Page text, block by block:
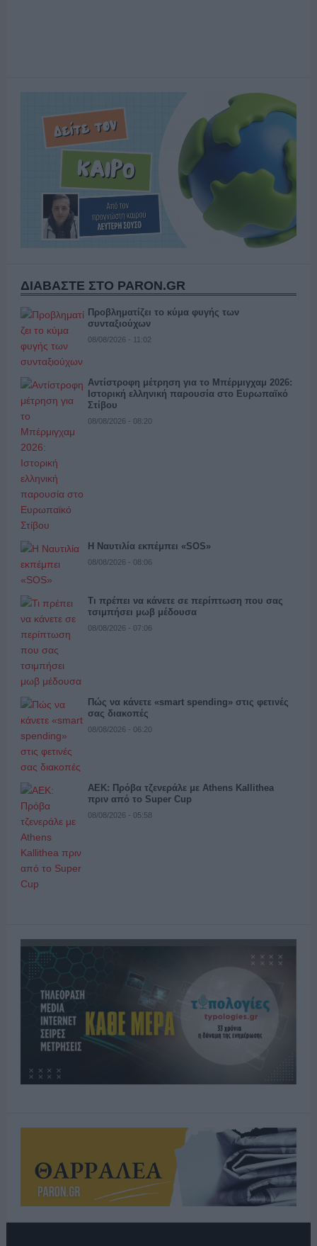
ΔΙΑΒΑΣΤΕ ΣΤΟ PARON.GR
Προβληματίζει το κύμα φυγής των
συνταξιούχων
08/08/2026 - 11:02
Αντίστροφη μέτρηση για το Μπέρμιγχαμ 2026:
Ιστορική ελληνική παρουσία στο Ευρωπαϊκό
Στίβου
08/08/2026 - 08:20
Η Ναυτιλία εκπέμπει «SOS»
08/08/2026 - 08:06
Τι πρέπει να κάνετε σε περίπτωση που σας
τσιμπήσει μωβ μέδουσα
08/08/2026 - 07:06
Πώς να κάνετε «smart spending» στις φετινές
σας διακοπές
08/08/2026 - 06:20
ΑΕΚ: Πρόβα τζενεράλε με Athens Kallithea
πριν από το Super Cup
08/08/2026 - 05:58